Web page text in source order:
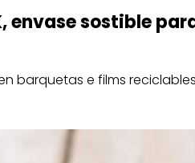
envase sostible
barquetas e films